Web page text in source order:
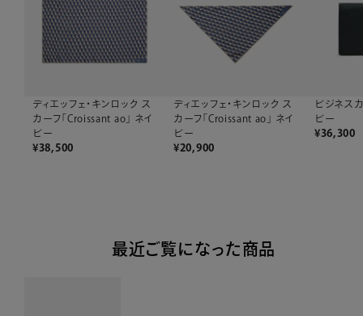
ディエッフェ・キンロック ス
カーフ「Croissant ao」 ネイ
ビー
¥38,500
ディエッフェ・キンロック ス
カーフ「Croissant ao」 ネイ
ビー
¥20,900
ビジネス
ビー
¥36,300
最近ご覧になった商品